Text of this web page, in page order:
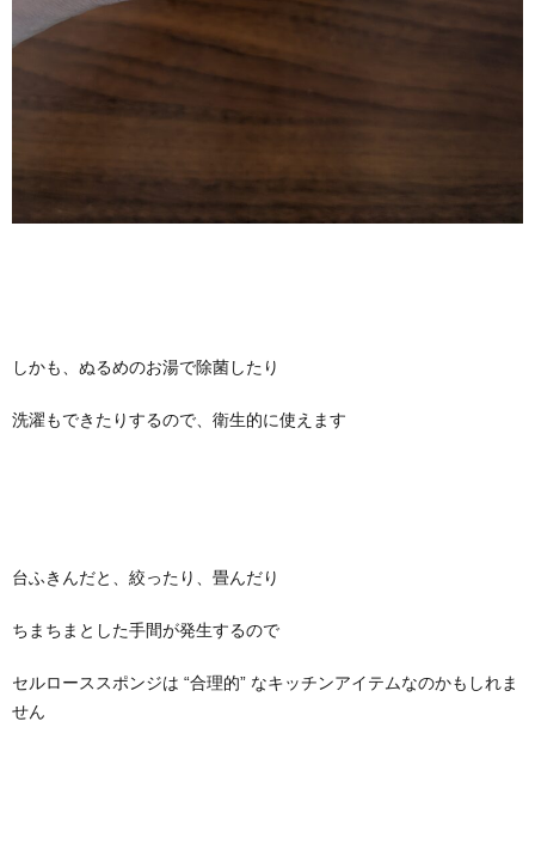
しかも、ぬるめのお湯で除菌したり
洗濯もできたりするので、衛生的に使えます
台ふきんだと、絞ったり、畳んだり
ちまちまとした手間が発生するので
セルローススポンジは “合理的” なキッチンアイテムなのかもしれま
せん